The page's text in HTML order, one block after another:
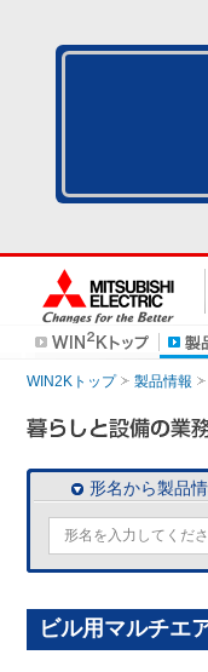
WIN2Kトップ 製品情報
形名から製品
ビル用マルチエ